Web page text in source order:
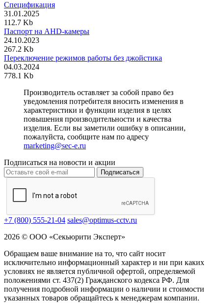
Спецификация
31.01.2025
112.7 Kb
Паспорт на AHD-камеры
24.10.2023
267.2 Kb
Переключение режимов работы без джойстика
04.03.2024
778.1 Kb
Производитель оставляет за собой право без
уведомления потребителя вносить изменения в
характеристики и функции изделия в целях
повышения производительности и качества
изделия. Если вы заметили ошибку в описании,
пожалуйста, сообщите нам по адресу
marketing@sec-e.ru
Подписаться на новости и акции
Подписаться
+7 (800) 555-21-04 sales@optimus-cctv.ru
2026 © ООО «Секьюрити Эксперт»
Обращаем ваше внимание на то, что сайт носит
исключительно информационный характер и ни при каких
условиях не является публичной офертой, определяемой
положениями ст. 437(2) Гражданского кодекса РФ. Для
получения подробной информации о наличии и стоимости
указанных товаров обращайтесь к менеджерам компании.